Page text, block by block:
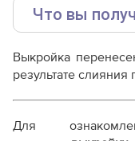
Что вы
Выкройка PDF
плоттере A0 с
Дополнительные
Выкройка
результате слияния
Для